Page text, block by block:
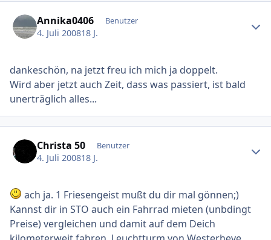
Annika0406 Benutzer
4. Juli 200818 J.
dankeschön, na jetzt freu ich mich ja doppelt.
Wird aber jetzt auch Zeit, dass was passiert, ist bald
unerträglich alles...
Christa 50 Benutzer
4. Juli 200818 J.
ach ja. 1 Friesengeist mußt du dir mal gönnen;)
Kannst dir in STO auch ein Fahrrad mieten (unbdingt
Preise) vergleichen und damit auf dem Deich